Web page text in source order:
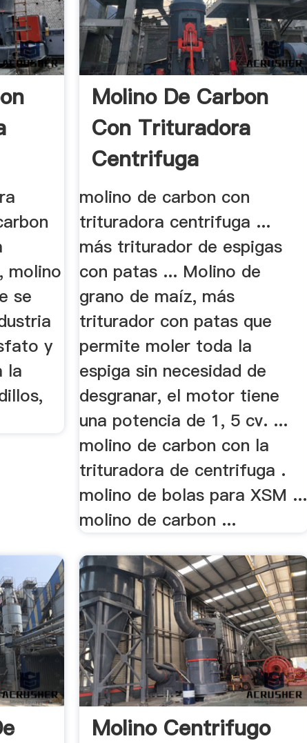
molino
se
y
la
Molino De Carbon
Con Trituradora
Centrifuga
molino de carbon con
trituradora centrifuga ...
más triturador de espigas
con patas ... Molino de
grano de maíz, más
triturador con patas que
permite moler toda la
espiga sin necesidad de
desgranar, el motor tiene
una potencia de 1, 5 cv. ...
molino de carbon con la
trituradora de centrifuga .
molino de bolas para XSM ...
molino de carbon ...
Molino Centrifugo